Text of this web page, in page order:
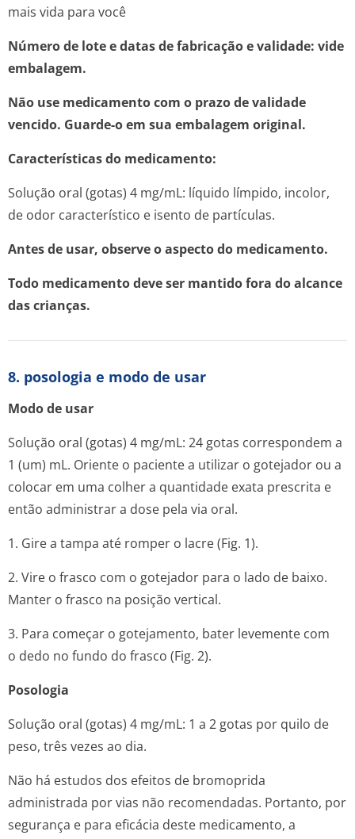
mais vida para você
Número de lote e datas de fabricação e validade: vide
embalagem.
Não use medicamento com o prazo de validade
vencido. Guarde-o em sua embalagem original.
Características do medicamento:
Solução oral (gotas) 4 mg/mL: líquido límpido, incolor,
de odor característico e isento de partículas.
Antes de usar, observe o aspecto do medicamento.
Todo medicamento deve ser mantido fora do alcance
das crianças.
8. posologia e modo de usar
Modo de usar
Solução oral (gotas) 4 mg/mL: 24 gotas correspondem a
1 (um) mL. Oriente o paciente a utilizar o gotejador ou a
colocar em uma colher a quantidade exata prescrita e
então administrar a dose pela via oral.
1. Gire a tampa até romper o lacre (Fig. 1).
2. Vire o frasco com o gotejador para o lado de baixo.
Manter o frasco na posição vertical.
3. Para começar o gotejamento, bater levemente com
o dedo no fundo do frasco (Fig. 2).
Posologia
Solução oral (gotas) 4 mg/mL: 1 a 2 gotas por quilo de
peso, três vezes ao dia.
Não há estudos dos efeitos de bromoprida
administrada por vias não recomendadas. Portanto, por
segurança e para eficácia deste medicamento, a